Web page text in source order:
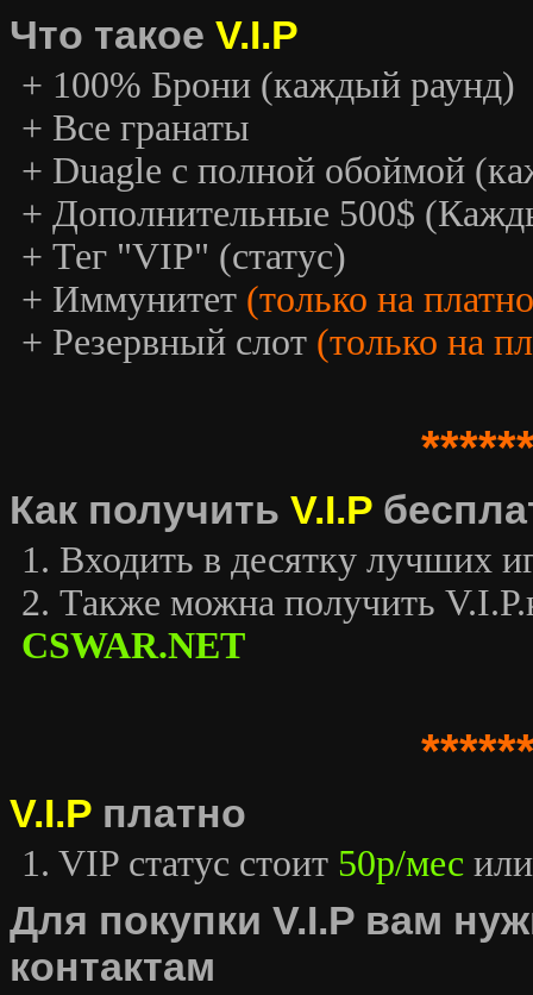
Что такое V.I.P
+ 100% Брони (каждый раунд)
+ Все гранаты
+ Duagle с полной обоймой
+ Дополнительные 500$
+ Тег "VIP" (статус)
+ Иммунитет (только на
+ Резервный слот (только на
Как получить V.I.P
1. Входить в десятку лучших
2. Также можна получить
CSWAR.NET
V.I.P платно
1. VIP статус стоит 50р/мес
Для покупки V.I.P вам
контактам